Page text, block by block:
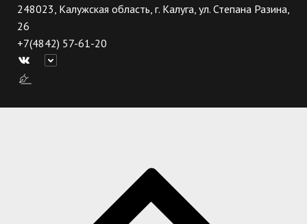
248023, Калужская область, г. Калуга, ул. Степана Разина,
26
+7(4842) 57-61-20